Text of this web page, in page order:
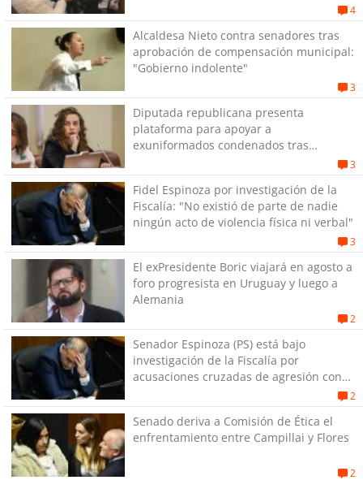
4
Alcaldesa Nieto contra senadores tras
aprobación de compensación municipal:
"Gobierno indolente"
3
Diputada republicana presenta
plataforma para apoyar a
exuniformados condenados tras
3
Fidel Espinoza por investigación de la
Fiscalía: "No existió de parte de nadie
ningún acto de violencia física ni verbal"
3
El exPresidente Boric viajará en agosto a
foro progresista en Uruguay y luego a
Alemania
2
Senador Espinoza (PS) está bajo
investigación de la Fiscalía por
acusaciones cruzadas de agresión con
2
Senado deriva a Comisión de Ética el
enfrentamiento entre Campillai y Flores
2